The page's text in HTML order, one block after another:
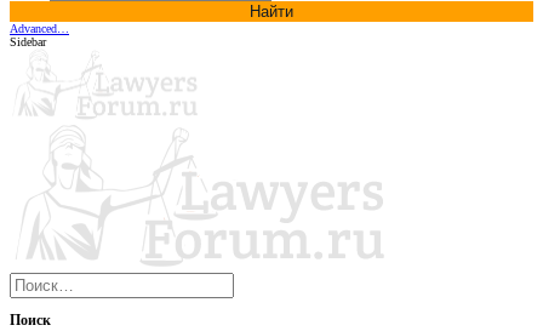
Найти
Advanced…
Sidebar
Поиск